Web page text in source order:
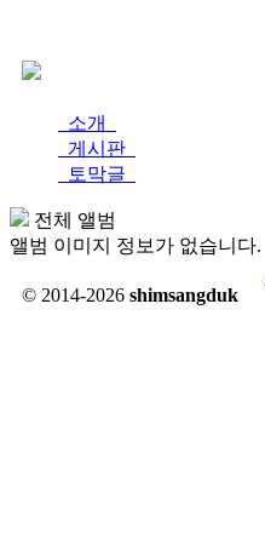
소개
게시판
토막글
전체 앨범
앨범 이미지 정보가 없습니다.
© 2014-2026 shimsangduk